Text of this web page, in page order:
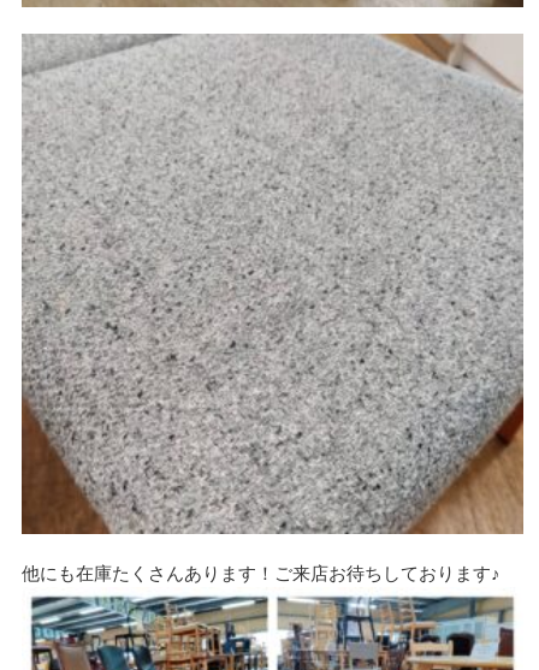
他にも在庫たくさんあります！ご来店お待ちしております♪